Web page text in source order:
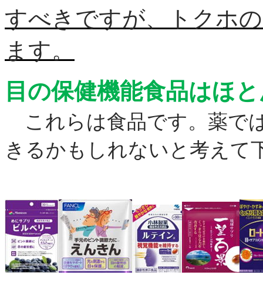
すべきですが、トクホ
ます。
目の保健機能食品はほ
これらは食品です。薬で
きるかもしれないと考えて